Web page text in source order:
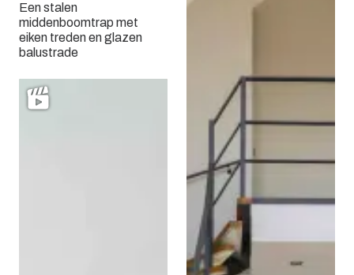
Een stalen
middenboomtrap met
eiken treden en glazen
balustrade